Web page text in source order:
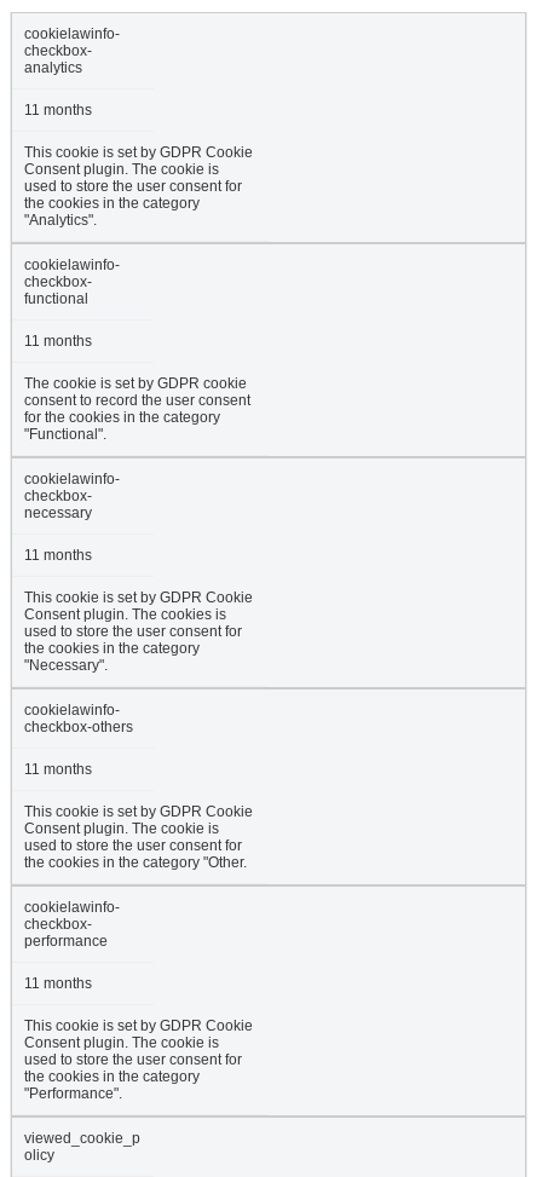
cookielawinfo-
checkbox-
analytics
11 months
This cookie is set by GDPR Cookie
Consent plugin. The cookie is
used to store the user consent for
the cookies in the category
"Analytics".
cookielawinfo-
checkbox-
functional
11 months
The cookie is set by GDPR cookie
consent to record the user consent
for the cookies in the category
"Functional".
cookielawinfo-
checkbox-
necessary
11 months
This cookie is set by GDPR Cookie
Consent plugin. The cookies is
used to store the user consent for
the cookies in the category
"Necessary".
cookielawinfo-
checkbox-others
11 months
This cookie is set by GDPR Cookie
Consent plugin. The cookie is
used to store the user consent for
the cookies in the category "Other.
cookielawinfo-
checkbox-
performance
11 months
This cookie is set by GDPR Cookie
Consent plugin. The cookie is
used to store the user consent for
the cookies in the category
"Performance".
viewed_cookie_p
olicy